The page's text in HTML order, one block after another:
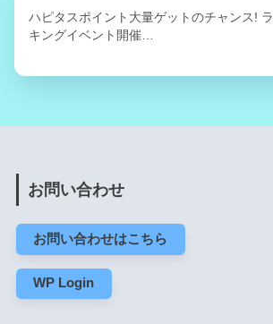
ハピタスポイント大量ゲットのチャンス!
キングイベント開催…
お問い合わせ
お問い合わせはこちら
WP Login